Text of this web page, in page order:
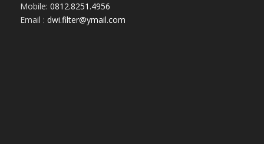
Mobile: 0812.8251.4956
Email : dwi.filter@ymail.com